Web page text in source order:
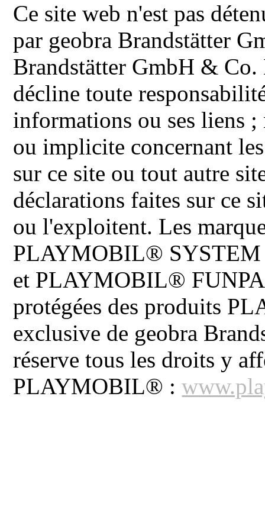
Ce site web n'est pas
par geobra Brandstätter
Brandstätter GmbH & Co.
décline toute
informations ou ses liens ;
ou implicite concernant
sur ce site ou tout autre
déclarations faites sur ce
ou l'exploitent. Les
PLAYMOBIL®
et PLAYMOBIL®
protégées des produits
exclusive de geobra
réserve tous les droits y
PLAYMOBIL® :